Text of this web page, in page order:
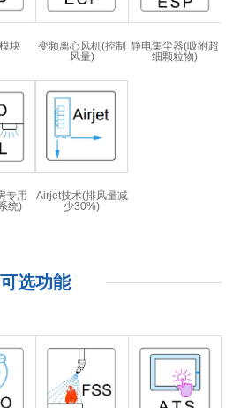
块
变频离心风机(控制
风量)
静电集尘器(吸附超
细颗粒物)
专用
统)
Airjet技术(排风量减
少30%)
可选功能